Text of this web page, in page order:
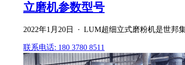
立磨机参数型号
2022年1月20日 · LUM超细立式磨粉机是世邦
联系电话: 180 3780 8511